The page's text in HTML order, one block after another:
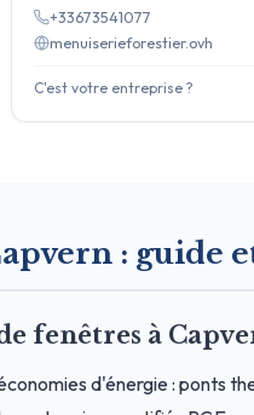
+33673541077
menuiserieforestier.ovh
C'est votre entreprise ?
: guide
fenêtres à
d'énergie : ponts